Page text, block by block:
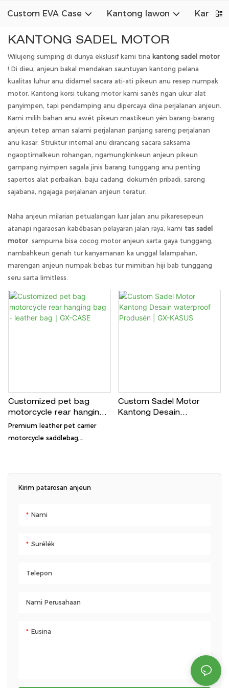
Custom EVA Case Kantong lawon
KANTONG SADEL MOTOR
Wilujeng sumping di dunya ekslusif kami tina kantong sadel motor
! Di dieu, anjeun bakal mendakan sauntuyan kantong pelana
kualitas luhur anu didamel sacara ati-ati pikeun anu resep numpak
motor. Kantong korsi tukang motor kami sanés ngan ukur alat
panyimpen, tapi pendamping anu dipercaya dina perjalanan anjeun.
Kami milih bahan anu awét pikeun mastikeun yén barang-barang
anjeun tetep aman salami perjalanan panjang sareng perjalanan
anu kasar. Struktur internal anu dirancang sacara saksama
ngaoptimalkeun rohangan, ngamungkinkeun anjeun pikeun
gampang nyimpen sagala jinis barang tunggang anu penting
sapertos alat perbaikan, baju cadang, dokumén pribadi, sareng
sajabana, ngajaga perjalanan anjeun teratur.
Naha anjeun milarian petualangan luar jalan anu pikaresepeun
atanapi ngaraosan kabébasan pelayaran jalan raya, kami tas sadel
motor sampurna bisa cocog motor anjeun sarta gaya tunggang,
nambahkeun genah tur kanyamanan ka unggal lalampahan,
marengan anjeun numpak bebas tur mimitian hiji bab tunggang
seru sarta limitless.
Kirim patarosan anjeun
Nami
Surélék
Telepon
Nami Perusahaan
Eusina
Customized pet bag
motorcycle rear hanging
bag - leather bag｜GX-
CASE
Premium leather pet carrier
motorcycle saddlebag,
outdoor adventures
Custom Sadel Motor
Kantong Desain